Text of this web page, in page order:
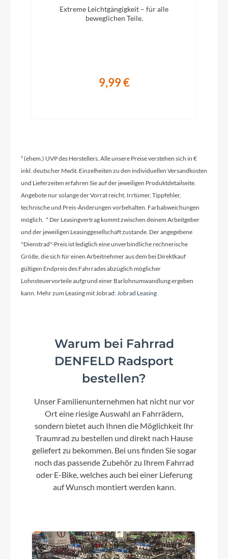
Schaltwerk
Kurbelgarnitur
Aluminium
Lenker
Fit Aluminium, Weite: 600mm, schwarz Matt
Farbe
arrant-black matt
Axa Blueline LED mit Standlicht
Vorderrad Nabe
Scheinwerfer
Axa Echo15 Lux mit Reflektor
Laufradgröße
28"
Alu 3-Bein SWCA337 mit
Gepäcktaschenschienen seitlich ,schwarz matt
Extreme Leichtgängigkeit – für alle
beweglichen Teile.
9,99 €
¹ (ehem.) UVP des Herstellers. Alle unsere Preise verstehen sich in €
inkl. deutscher MwSt. Einzelheiten zu den individuellen Versandkosten
und Lieferzeiten erfahren Sie auf der jeweiligen Produktdetailseite.
Angebote nur solange der Vorrat reicht. Irrtümer, Tippfehler,
technische und Preis-Änderungen vorbehalten. Farbabweichungen
möglich. * Der Leasingvertrag kommt zwischen deinem Arbeitgeber
und der jeweiligen Leasinggesellschaft zustande. Der angegebene
"Dienstrad"-Preis ist lediglich eine unverbindliche rechnerische
Größe, die sich für einen Arbeitnehmer aus dem bei Direktkauf
gültigen Endpreis des Fahrrades abzüglich möglicher
Lohnsteuervorteile aufgrund einer Barlohnumwandlung ergeben
kann. Mehr zum Leasing mit Jobrad:Jobrad Leasing
Warum bei Fahrrad
DENFELD Radsport
bestellen?
Unser Familienunternehmen hat nicht nur vor
Ort eine riesige Auswahl an Fahrrädern,
sondern bietet auch Ihnen die Möglichkeit Ihr
Traumrad zu bestellen und direkt nach Hause
geliefert zu bekommen. Bei uns finden Sie sogar
noch das passende Zubehör zu Ihrem Fahrrad
oder E-Bike, welches auch bei einer Lieferung
auf Wunsch montiert werden kann.